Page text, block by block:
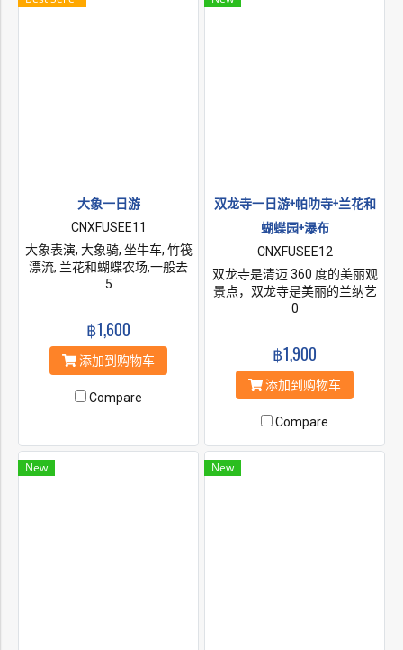
一池浅浅的碧水，几条小鱼惬
大象一日游
CNXFUSEE11
大象表演, 大象骑, 坐牛车, 竹筏
漂流, 兰花和蝴蝶农场,一般去
这里都是报的一日游，训练营
摩、投飞镖、画画，画出的作
品会售卖，游客还能跟这些庞
然大物亲密接触，喂大象，骑
经常会用镰刀敲打大象的
5
฿1,600
添加到购物车
Compare
双龙寺一日游+帕叻寺+兰花和
蝴蝶园+瀑布
CNXFUSEE12
双龙寺是清迈 360 度的美丽观
景点，双龙寺是美丽的兰纳艺
术。 充满了世界上首屈一指的
的雕像和神殿。 接下来前往兰
花和蝴蝶农场。 我们将在瀑布
停留，是结束在上午的半日游
0
฿1,900
添加到购物车
Compare
New New